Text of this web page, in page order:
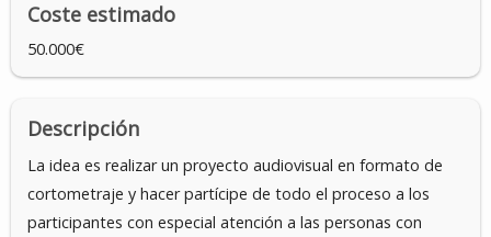
Coste estimado
50.000€
Descripción
La idea es realizar un proyecto audiovisual en formato de
cortometraje y hacer partícipe de todo el proceso a los
participantes con especial atención a las personas con